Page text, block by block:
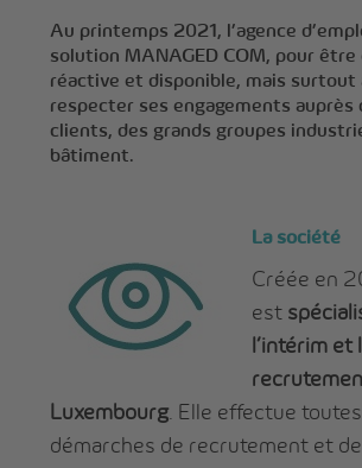
Au printemps 2021, l’agence
solution MANAGED COM, pour être
réactive et disponible, mais surtout
respecter ses engagements auprès
clients, des grands groupes
bâtiment.
La société
Créée en
est
l’intérim et
Luxembourg. Elle effectue
démarches de recrutement et